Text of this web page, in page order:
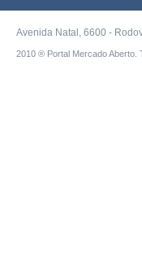
Avenida Natal, 6600 -
2010 ® Portal Mercado Aberto.